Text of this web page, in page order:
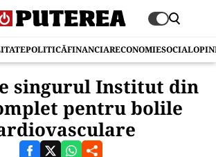
POLITICĂFINANCIARECONOMIESOCIAL
singurul Institut din
pentru bolile